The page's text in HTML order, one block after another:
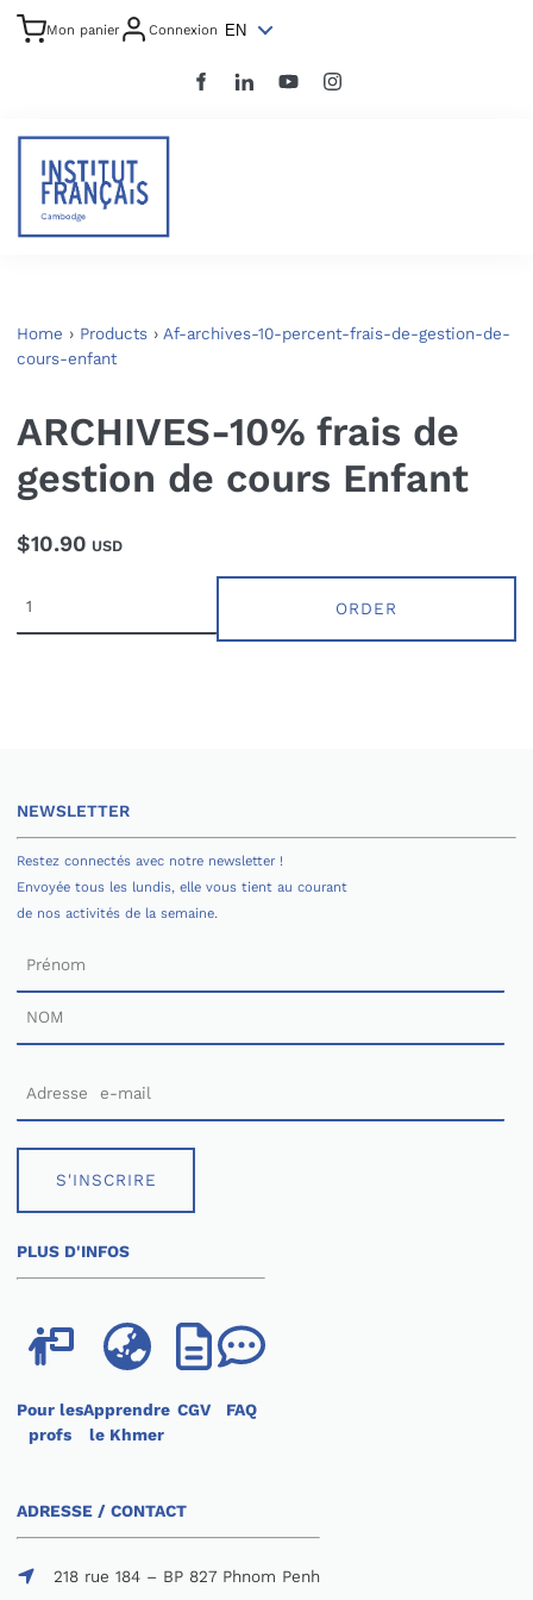
Mon panier Connexion EN
Home › Products › Af-archives-10-percent-frais-de-gestion-de-
cours-enfant
ARCHIVES-10% frais de
gestion de cours Enfant
$10.90 USD
ORDER
NEWSLETTER
Restez connectés avec notre newsletter !
Envoyée tous les lundis, elle vous tient au courant
de nos activités de la semaine.
S'INSCRIRE
PLUS D'INFOS
Pour les
profs
Apprendre
le Khmer
CGV FAQ
ADRESSE / CONTACT
218 rue 184 – BP 827 Phnom Penh